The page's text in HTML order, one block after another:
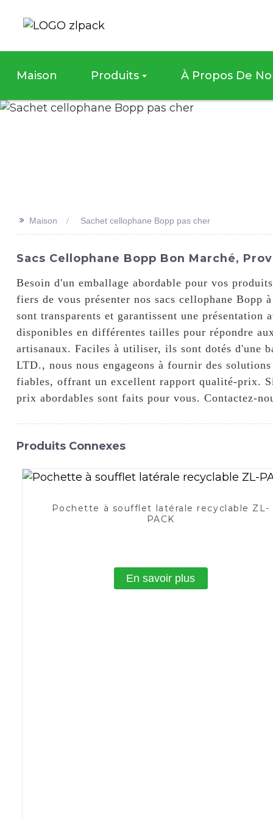
Maison Produits À Propos De
>> Maison Sachet cellophane Bopp pas cher
Sacs Cellophane Bopp Bon Marché,
Besoin d'un emballage abordable pour vos
fiers de vous présenter nos sacs cellophane Bopp
sont transparents et garantissent une
disponibles en différentes tailles pour répondre
artisanaux. Faciles à utiliser, ils sont dotés d'une
LTD., nous nous engageons à fournir des
fiables, offrant un excellent rapport qualité-prix.
prix abordables sont faits pour vous. Contactez-
Produits Connexes
Pochette à soufflet latérale recyclable ZL-
PACK
En savoir plus